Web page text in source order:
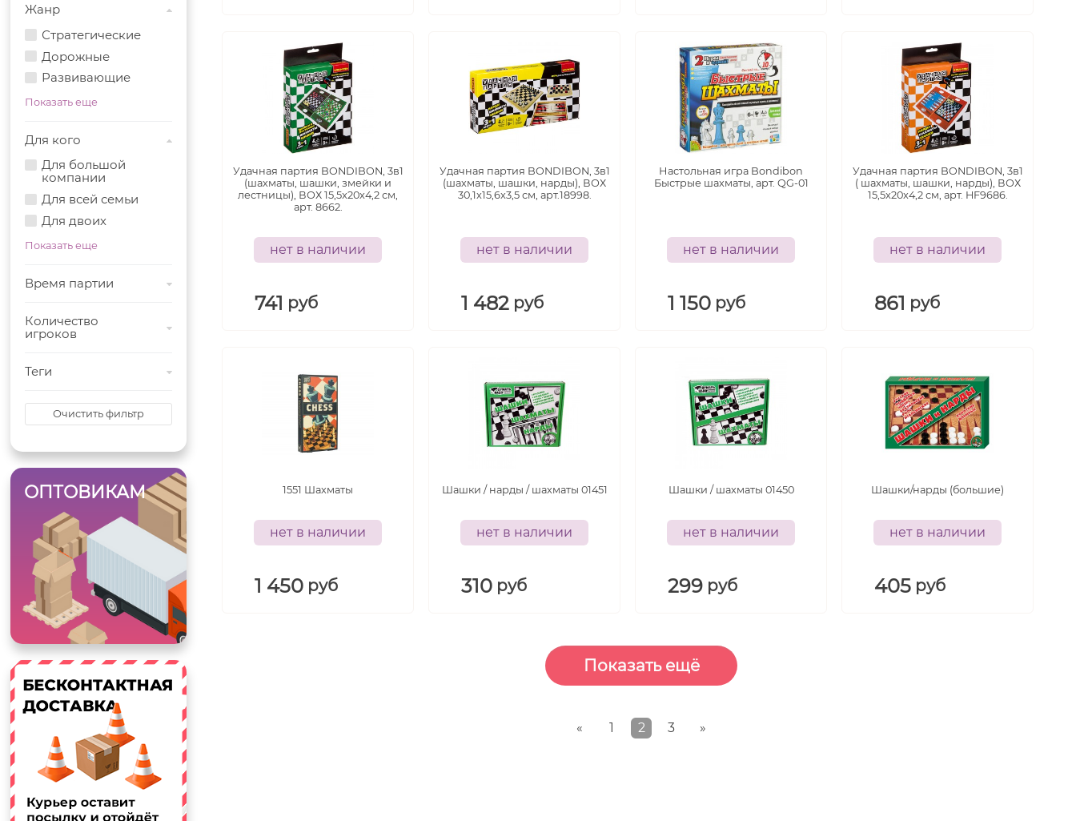
Жанр
Стратегические
Дорожные
Развивающие
Показать еще
Для кого
Для большой
компании
Для всей семьи
Для двоих
Показать еще
Время партии
Количество
игроков
Теги
Очистить фильтр
ОПТОВИКАМ
Удачная партия BONDIBON, 3в1
(шахматы, шашки, змейки и
лестницы), ВОХ 15,5x20x4,2 см,
арт. 8662.
нет в наличии
741 руб
Удачная партия BONDIBON, 3в1
(шахматы, шашки, нарды), ВОХ
30,1x15,6x3,5 см, арт.18998.
нет в наличии
1 482 руб
Настольная игра Bondibon
Быстрые шахматы, арт. QG-01
нет в наличии
1 150 руб
Удачная партия BONDIBON, 3в1
( шахматы, шашки, нарды), ВОХ
15,5x20x4,2 см, арт. HF9686.
нет в наличии
861 руб
1551 Шахматы
нет в наличии
1 450 руб
Шашки / нарды / шахматы 01451
нет в наличии
310 руб
Шашки / шахматы 01450
нет в наличии
299 руб
Шашки/нарды (большие)
нет в наличии
405 руб
« 1 2 3 »